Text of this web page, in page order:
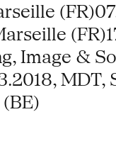
Image &
MDT,